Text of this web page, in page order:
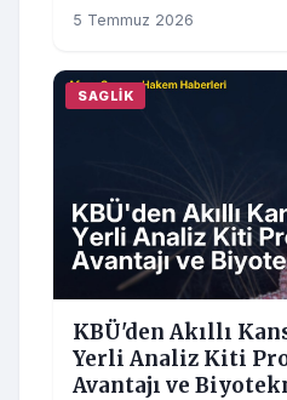
5 Temmuz 2026
SAGLIK
KBÜ'den Akıllı
Yerli Analiz Kiti
Avantajı ve